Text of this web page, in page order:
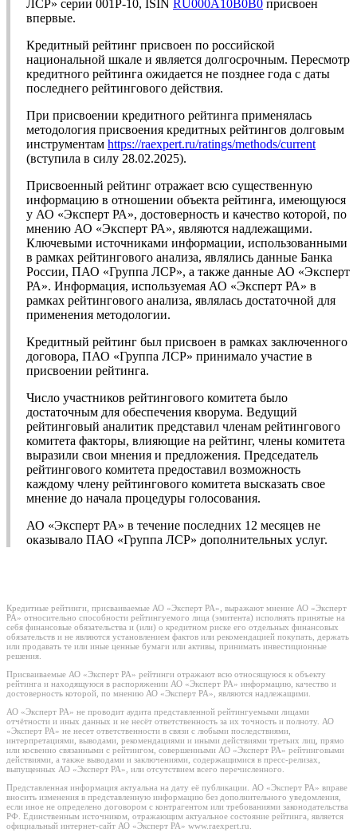
ЛСР» серии 001P-10, ISIN RU000A10B0B0 присвоен
впервые.
Кредитный рейтинг присвоен по российской
национальной шкале и является долгосрочным. Пересмотр
кредитного рейтинга ожидается не позднее года с даты
последнего рейтингового действия.
При присвоении кредитного рейтинга применялась
методология присвоения кредитных рейтингов долговым
инструментам https://raexpert.ru/ratings/methods/current
(вступила в силу 28.02.2025).
Присвоенный рейтинг отражает всю существенную
информацию в отношении объекта рейтинга, имеющуюся
у АО «Эксперт РА», достоверность и качество которой, по
мнению АО «Эксперт РА», являются надлежащими.
Ключевыми источниками информации, использованными
в рамках рейтингового анализа, являлись данные Банка
России, ПАО «Группа ЛСР», а также данные АО «Эксперт
РА». Информация, используемая АО «Эксперт РА» в
рамках рейтингового анализа, являлась достаточной для
применения методологии.
Кредитный рейтинг был присвоен в рамках заключенного
договора, ПАО «Группа ЛСР» принимало участие в
присвоении рейтинга.
Число участников рейтингового комитета было
достаточным для обеспечения кворума. Ведущий
рейтинговый аналитик представил членам рейтингового
комитета факторы, влияющие на рейтинг, члены комитета
выразили свои мнения и предложения. Председатель
рейтингового комитета предоставил возможность
каждому члену рейтингового комитета высказать свое
мнение до начала процедуры голосования.
АО «Эксперт РА» в течение последних 12 месяцев не
оказывало ПАО «Группа ЛСР» дополнительных услуг.
Кредитные рейтинги, присваиваемые АО «Эксперт РА», выражают мнение АО «Эксперт
РА» относительно способности рейтингуемого лица (эмитента) исполнять принятые на
себя финансовые обязательства и (или) о кредитном риске его отдельных финансовых
обязательств и не являются установлением фактов или рекомендацией покупать, держать
или продавать те или иные ценные бумаги или активы, принимать инвестиционные
решения.
Присваиваемые АО «Эксперт РА» рейтинги отражают всю относящуюся к объекту
рейтинга и находящуюся в распоряжении АО «Эксперт РА» информацию, качество и
достоверность которой, по мнению АО «Эксперт РА», являются надлежащими.
АО «Эксперт РА» не проводит аудита представленной рейтингуемыми лицами
отчётности и иных данных и не несёт ответственность за их точность и полноту. АО
«Эксперт РА» не несет ответственности в связи с любыми последствиями,
интерпретациями, выводами, рекомендациями и иными действиями третьих лиц, прямо
или косвенно связанными с рейтингом, совершенными АО «Эксперт РА» рейтинговыми
действиями, а также выводами и заключениями, содержащимися в пресс-релизах,
выпущенных АО «Эксперт РА», или отсутствием всего перечисленного.
Представленная информация актуальна на дату её публикации. АО «Эксперт РА» вправе
вносить изменения в представленную информацию без дополнительного уведомления,
если иное не определено договором с контрагентом или требованиями законодательства
РФ. Единственным источником, отражающим актуальное состояние рейтинга, является
официальный интернет-сайт АО «Эксперт РА» www.raexpert.ru.